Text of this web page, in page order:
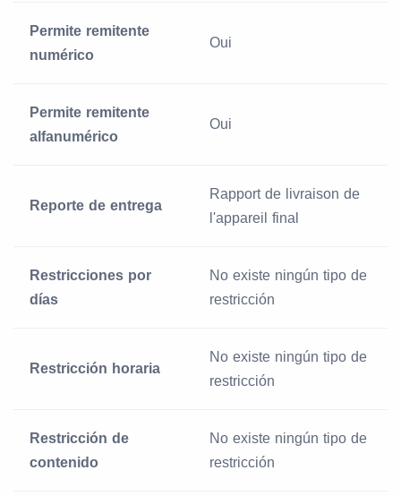
Permite remitente
numérico
Oui
Permite remitente
alfanumérico
Oui
Reporte de entrega
Rapport de livraison de
l'appareil final
Restricciones por
días
No existe ningún tipo de
restricción
Restricción horaria
No existe ningún tipo de
restricción
Restricción de
contenido
No existe ningún tipo de
restricción